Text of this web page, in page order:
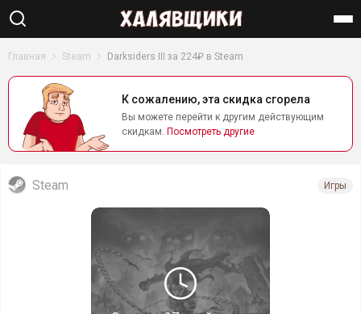
Главная Steam Darksiders III за 224₽ в Steam
К сожалению, эта скидка сгорела
Вы можете перейти к другим действующим
скидкам. Посмотреть другие
Steam Игры